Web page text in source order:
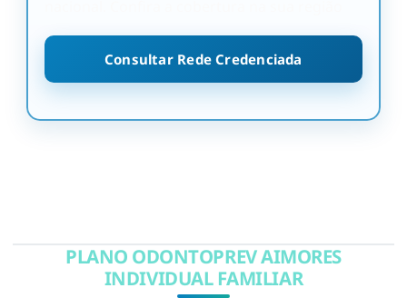
Consultar Rede Credenciada
PLANO ODONTOPREV AIMORES
INDIVIDUAL FAMILIAR